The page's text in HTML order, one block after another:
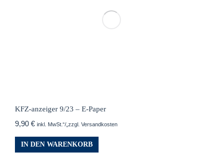
KFZ-anzeiger 9/23 – E-Paper
9,90 € inkl. MwSt.“/„zzgl. Versandkosten
IN DEN WARENKORB